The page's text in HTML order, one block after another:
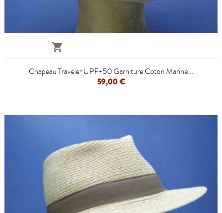

Chapeau Traveler UPF+50 Garniture Coton Marine...
59,00 €